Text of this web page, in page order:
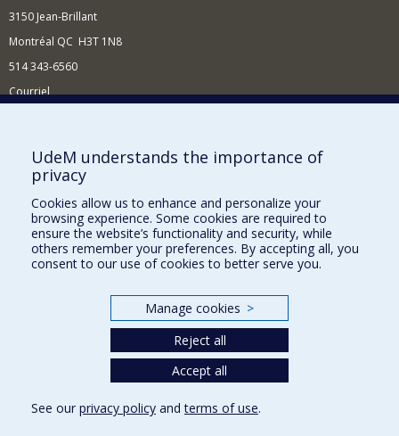
3150 Jean-Brillant
Montréal QC H3T 1N8
514 343-6560
Courriel
Comment soutenir le Département?
BESOIN D'AIDE?
Plan du site
Signaler une erreur
Accessibilité
Nos départements et écoles
UdeM understands the importance of
privacy
Cookies allow us to enhance and personalize your
browsing experience. Some cookies are required to
ensure the website’s functionality and security, while
others remember your preferences. By accepting all, you
consent to our use of cookies to better serve you.
Manage cookies >
Reject all
Accept all
See our privacy policy andterms of use.